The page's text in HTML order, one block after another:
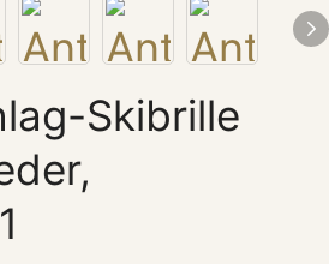
Skibrille